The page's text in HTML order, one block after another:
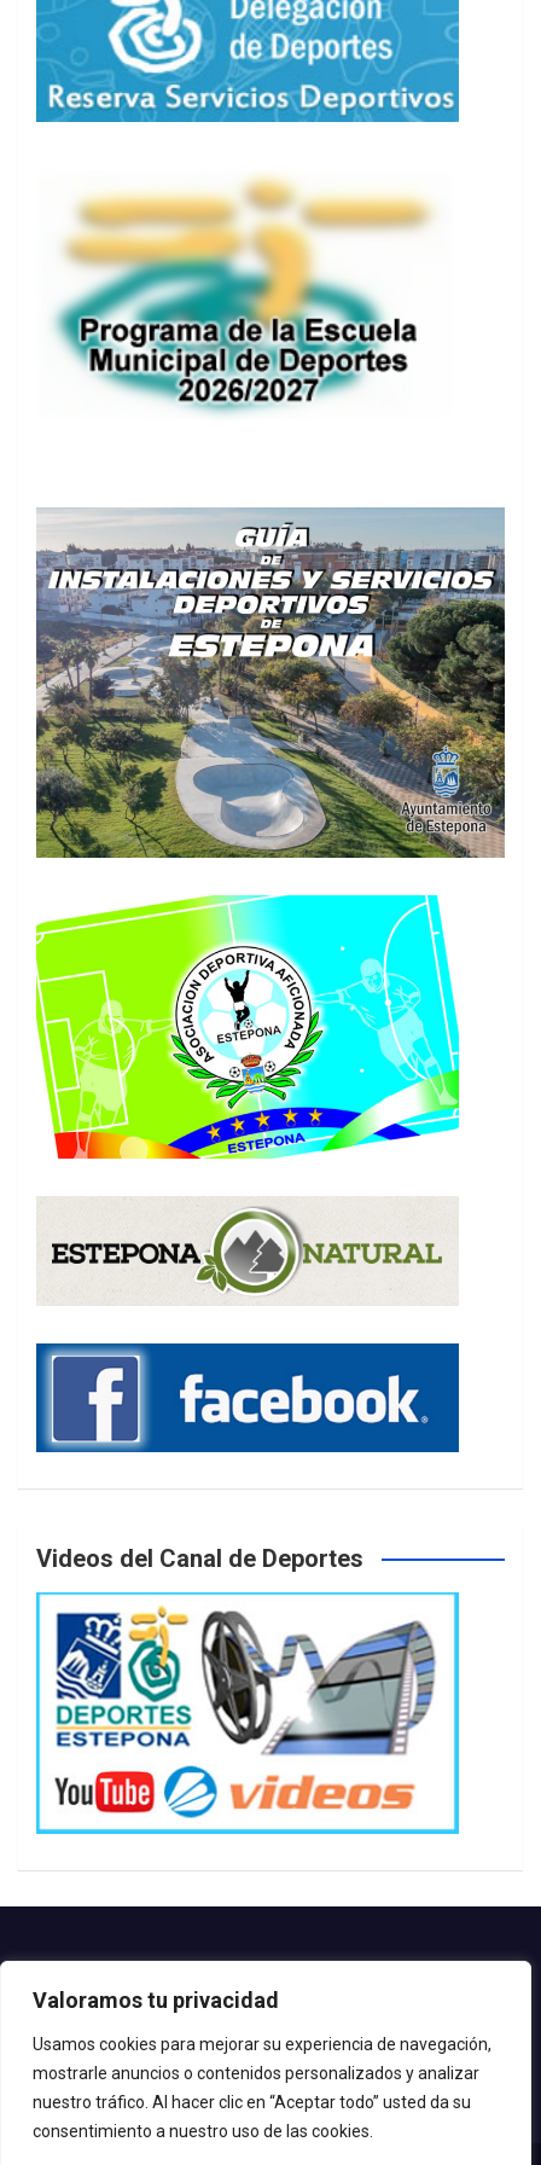
Valoramos tu privacidad
Usamos cookies para mejorar su experiencia de navegación,
mostrarle anuncios o contenidos personalizados y analizar
nuestro tráfico. Al hacer clic en “Aceptar todo” usted da su
consentimiento a nuestro uso de las cookies.
Videos del Canal de Deportes
Teléfono: 952.80.24.44
© 2020 Delegación de Deportes